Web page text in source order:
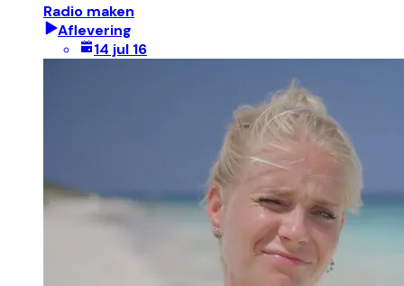
Radio maken
Aflevering
14 jul 16